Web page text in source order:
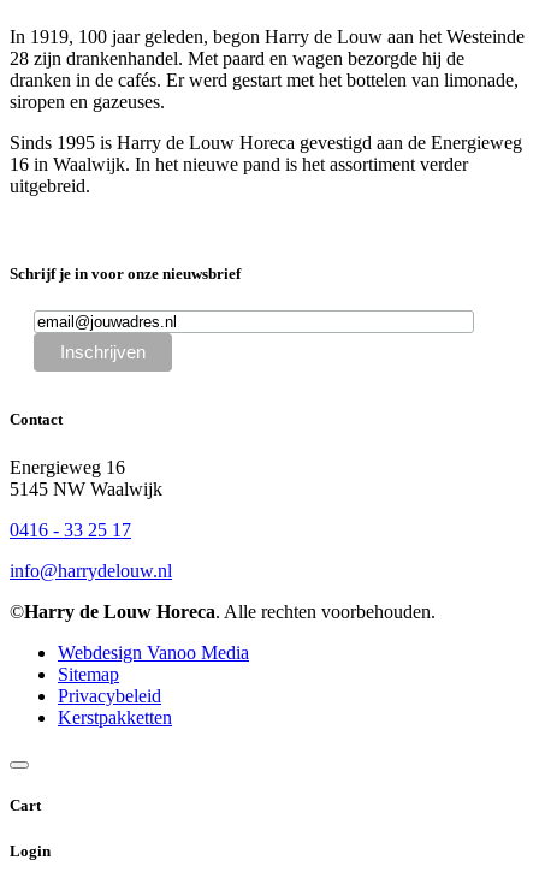
In 1919, 100 jaar geleden, begon Harry de Louw aan het Westeinde
28 zijn drankenhandel. Met paard en wagen bezorgde hij de
dranken in de cafés. Er werd gestart met het bottelen van limonade,
siropen en gazeuses.
Sinds 1995 is Harry de Louw Horeca gevestigd aan de Energieweg
16 in Waalwijk. In het nieuwe pand is het assortiment verder
uitgebreid.
Schrijf je in voor onze nieuwsbrief
Contact
Energieweg 16
5145 NW Waalwijk
0416 - 33 25 17
info@harrydelouw.nl
©Harry de Louw Horeca. Alle rechten voorbehouden.
Webdesign Vanoo Media
Sitemap
Privacybeleid
Kerstpakketten
Cart
Login